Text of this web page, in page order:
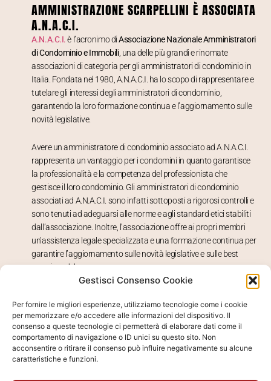
Gestisci Consenso Cookie
Per fornire le migliori esperienze, utilizziamo tecnologie come i cookie
per memorizzare e/o accedere alle informazioni del dispositivo. Il
consenso a queste tecnologie ci permetterà di elaborare dati come il
comportamento di navigazione o ID unici su questo sito. Non
acconsentire o ritirare il consenso può influire negativamente su alcune
caratteristiche e funzioni.
AMMINISTRAZIONE SCARPELLINI È ASSOCIATA
A.N.A.C.I.
A.N.A.C.I. è l’acronimo diAssociazione Nazionale Amministratori
di Condominio e Immobili, una delle più grandi e rinomate
associazioni di categoria per gli amministratori di condominio in
Italia. Fondata nel 1980, A.N.A.C.I. ha lo scopo di rappresentare e
tutelare gli interessi degli amministratori di condominio,
garantendo la loro formazione continua e l’aggiornamento sulle
novità legislative.
Avere un amministratore di condominio associato ad A.N.A.C.I.
rappresenta un vantaggio per i condomini in quanto garantisce
la professionalità e la competenza del professionista che
gestisce il loro condominio. Gli amministratori di condominio
associati ad A.N.A.C.I. sono infatti sottoposti a rigorosi controlli e
sono tenuti ad adeguarsi alle norme e agli standard etici stabiliti
dall’associazione. Inoltre, l’associazione offre ai propri membri
un’assistenza legale specializzata e una formazione continua per
garantire l’aggiornamento sulle novità legislative e sulle best
practices del settore.
significa avere un professionista altamente qualificato e
competente, che garantisce la gestione del condominio in piena
regola con la normativa vigente e che saprà rispondere a tutte le
esigenze dei condomini.